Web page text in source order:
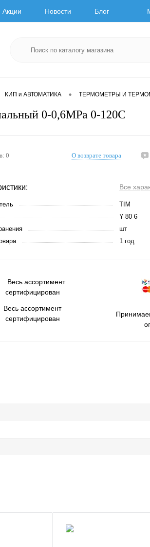
Акции Новости Блог
КИП и АВТОМАТИКА • ТЕРМОМЕТРЫ И
0-0,6МРа 0-120С
0 О возврате товара
Все
TIM
Y-80-6
шт
1 год
Весь ассортимент
сертифицирован